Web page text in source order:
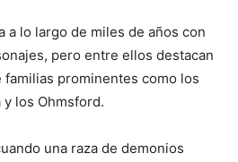
a lo largo de miles de años con
pero entre ellos destacan
prominentes como los
y los Ohmsford.
una raza de demonios